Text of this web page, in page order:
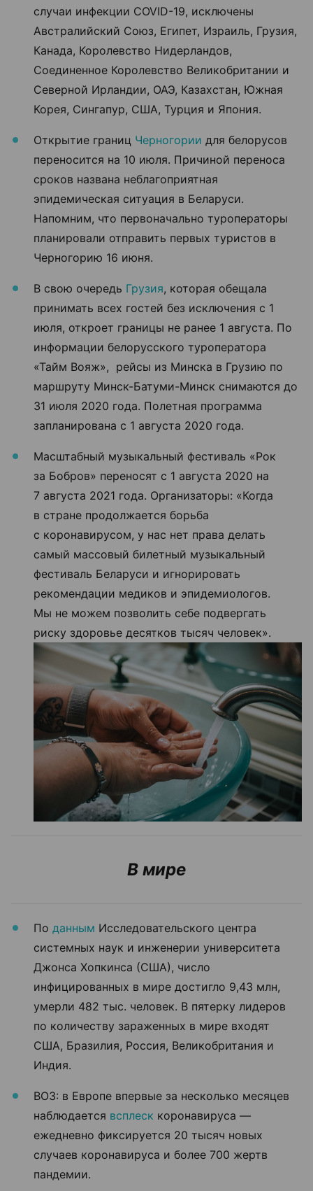
случаи инфекции COVID-19, исключены
Австралийский Союз, Египет, Израиль, Грузия,
Канада, Королевство Нидерландов,
Соединенное Королевство Великобритании и
Северной Ирландии, ОАЭ, Казахстан, Южная
Корея, Сингапур, США, Турция и Япония.
Открытие границ Черногории для белорусов
переносится на 10 июля. Причиной переноса
сроков названа неблагоприятная
эпидемическая ситуация в Беларуси.
Напомним, что первоначально туроператоры
планировали отправить первых туристов в
Черногорию 16 июня.
В свою очередь Грузия, которая обещала
принимать всех гостей без исключения с 1
июля, откроет границы не ранее 1 августа. По
информации белорусского туроператора
«Тайм Вояж», рейсы из Минска в Грузию по
маршруту Минск-Батуми-Минск снимаются до
31 июля 2020 года. Полетная программа
запланирована с 1 августа 2020 года.
Масштабный музыкальный фестиваль «Рок
за Бобров» переносят с 1 августа 2020 на
7 августа 2021 года. Организаторы: «Когда
в стране продолжается борьба
с коронавирусом, у нас нет права делать
самый массовый билетный музыкальный
фестиваль Беларуси и игнорировать
рекомендации медиков и эпидемиологов.
Мы не можем позволить себе подвергать
риску здоровье десятков тысяч человек».
В мире
По данным Исследовательского центра
системных наук и инженерии университета
Джонса Хопкинса (США), число
инфицированных в мире достигло 9,43 млн,
умерли 482 тыс. человек. В пятерку лидеров
по количеству зараженных в мире входят
США, Бразилия, Россия, Великобритания и
Индия.
ВОЗ: в Европе впервые за несколько месяцев
наблюдается всплеск коронавируса —
ежедневно фиксируется 20 тысяч новых
случаев коронавируса и более 700 жертв
пандемии.